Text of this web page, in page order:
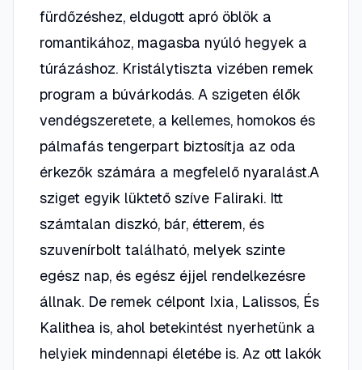
fürdőzéshez, eldugott apró öblök a
romantikához, magasba nyúló hegyek a
túrázáshoz. Kristálytiszta vizében remek
program a búvárkodás. A szigeten élők
vendégszeretete, a kellemes, homokos és
pálmafás tengerpart biztosítja az oda
érkezők számára a megfelelő nyaralást.A
sziget egyik lüktető szíve Faliraki. Itt
számtalan diszkó, bár, étterem, és
szuvenírbolt található, melyek szinte
egész nap, és egész éjjel rendelkezésre
állnak. De remek célpont Ixia, Lalissos, És
Kalithea is, ahol betekintést nyerhetünk a
helyiek mindennapi életébe is. Az ott lakók